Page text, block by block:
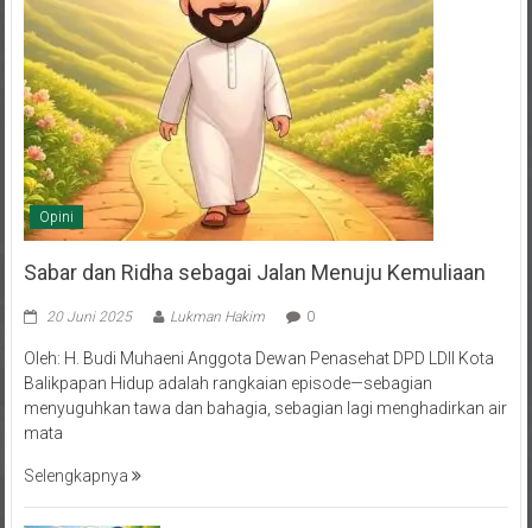
Opini
Sabar dan Ridha sebagai Jalan Menuju Kemuliaan
Balikpapan Hidup adalah rangkaian episode—sebagian
menyuguhkan tawa dan bahagia, sebagian lagi menghadirkan air
mata